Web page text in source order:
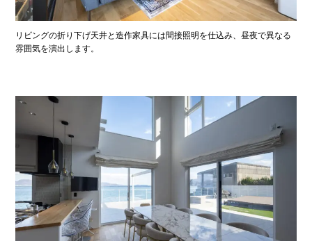
リビングの折り下げ天井と造作家具には間接照明を仕込み、昼夜で異なる
雰囲気を演出します。